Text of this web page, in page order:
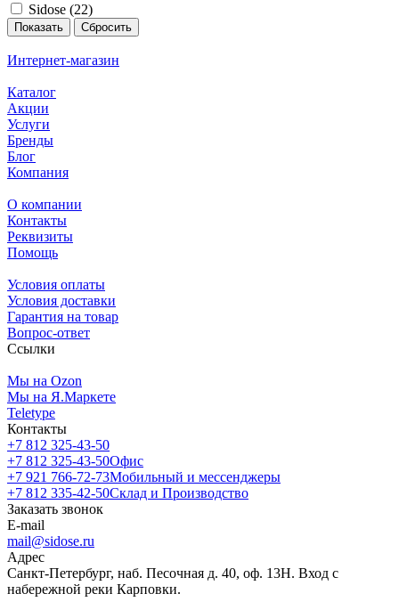
Sidose (22)
Сбросить
Интернет-магазин
Каталог
Акции
Услуги
Бренды
Блог
Компания
О компании
Контакты
Реквизиты
Помощь
Условия оплаты
Условия доставки
Гарантия на товар
Вопрос-ответ
Ссылки
Мы на Ozon
Мы на Я.Маркете
Teletype
Контакты
+7 812 325-43-50
+7 812 325-43-50Офис
+7 921 766-72-73Мобильный и мессенджеры
+7 812 335-42-50Склад и Производство
Заказать звонок
E-mail
mail@sidose.ru
Адрес
Санкт-Петербург, наб. Песочная д. 40, оф. 13Н. Вход с
набережной реки Карповки.